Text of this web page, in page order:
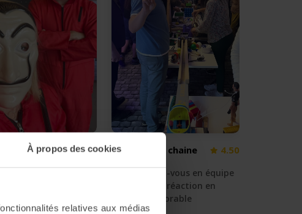
À propos des cookies
relatives aux médias
game : Le
4.38 Réaction en chaine 4.50
🚜 Déchainez-vous en équipe
et créez une réaction en
chaine mémorable